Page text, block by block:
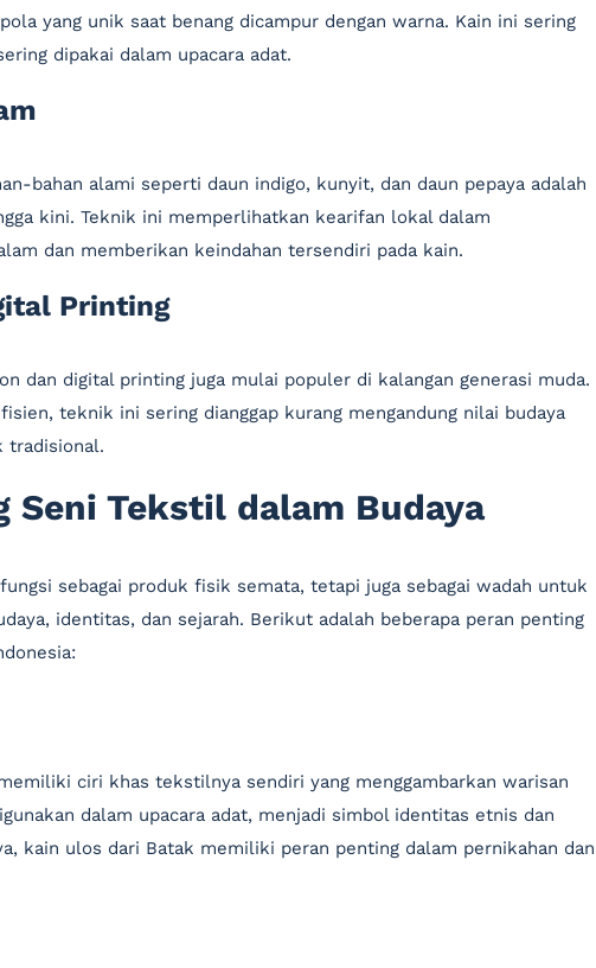
yang unik saat benang dicampur dengan warna. Kain ini sering
dipakai dalam upacara adat.
bahan alami seperti daun indigo, kunyit, dan daun pepaya adalah
kini. Teknik ini memperlihatkan kearifan lokal dalam
dan memberikan keindahan tersendiri pada kain.
Printing
dan digital printing juga mulai populer di kalangan generasi muda.
teknik ini sering dianggap kurang mengandung nilai budaya
tradisional.
Seni Tekstil dalam Budaya
sebagai produk fisik semata, tetapi juga sebagai wadah untuk
identitas, dan sejarah. Berikut adalah beberapa peran penting
ciri khas tekstilnya sendiri yang menggambarkan warisan
dalam upacara adat, menjadi simbol identitas etnis dan
kain ulos dari Batak memiliki peran penting dalam pernikahan dan